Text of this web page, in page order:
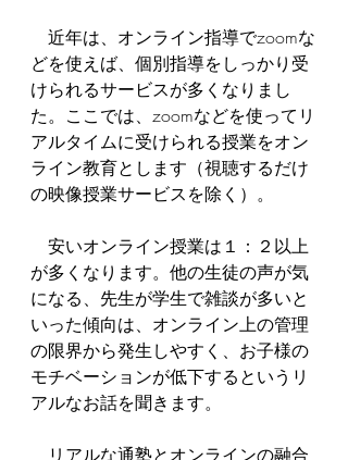
近年は、オンライン指導でzoomな
どを使えば、個別指導をしっかり受
けられるサービスが多くなりまし
た。ここでは、zoomなどを使ってリ
アルタイムに受けられる授業をオン
ライン教育とします（視聴するだけ
の映像授業サービスを除く）。
安いオンライン授業は１：２以上
が多くなります。他の生徒の声が気
になる、先生が学生で雑談が多いと
いった傾向は、オンライン上の管理
の限界から発生しやすく、お子様の
モチベーションが低下するというリ
アルなお話を聞きます。
リアルな通塾とオンラインの融合